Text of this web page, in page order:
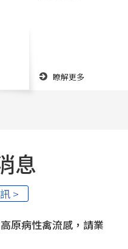
瞭解更多
息
>
原病性禽流感，請業